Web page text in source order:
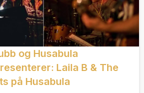
og Husabula
Laila B & The
på Husabula